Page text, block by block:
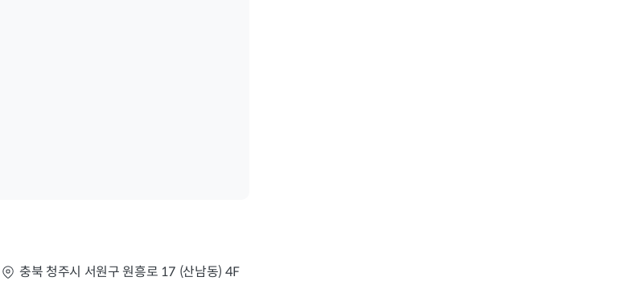
충북 청주시 서원구 원흥로 17 (산남동) 4F